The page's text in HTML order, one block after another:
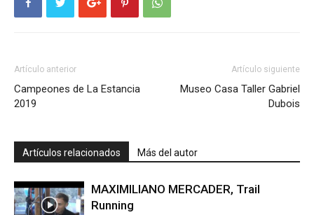
Artículo anterior
Campeones de La Estancia
2019
Artículo siguiente
Museo Casa Taller Gabriel
Dubois
Artículos relacionados Más del autor
MAXIMILIANO MERCADER, Trail
Running